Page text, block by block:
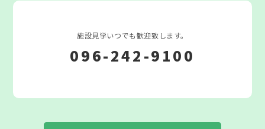
施設見学いつでも歓迎致します。
096-242-9100